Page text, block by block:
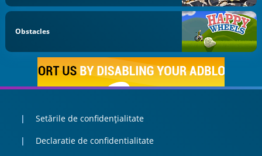
Obstacles
Setările de confidențialitate
Declaratie de confidentialitate